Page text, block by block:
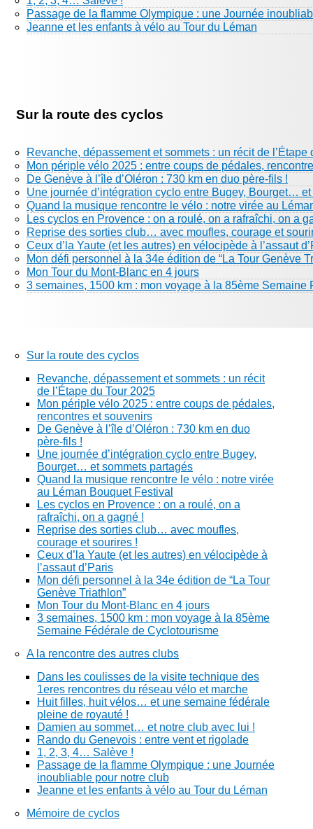
Passage de la flamme Olympique : une Journée
Jeanne et les enfants à vélo au Tour du Léman
Sur la route des cyclos
Revanche, dépassement et sommets : un récit de l’Étape
Mon périple vélo 2025 : entre coups de pédales,
De Genève à l’île d’Oléron : 730 km en duo père-fils !
Une journée d’intégration cyclo entre Bugey, Bourget…
Quand la musique rencontre le vélo : notre virée au
Les cyclos en Provence : on a roulé, on a rafraîchi, on a
Reprise des sorties club… avec moufles, courage et
Ceux d’la Yaute (et les autres) en vélocipède à l’assaut
Mon défi personnel à la 34e édition de “La Tour Genève
Mon Tour du Mont-Blanc en 4 jours
3 semaines, 1500 km : mon voyage à la 85ème Semaine
Sur la route des cyclos
Revanche, dépassement et sommets : un récit
de l’Étape du Tour 2025
Mon périple vélo 2025 : entre coups de pédales,
rencontres et souvenirs
De Genève à l’île d’Oléron : 730 km en duo
père-fils !
Une journée d’intégration cyclo entre Bugey,
Bourget… et sommets partagés
Quand la musique rencontre le vélo : notre virée
au Léman Bouquet Festival
Les cyclos en Provence : on a roulé, on a
rafraîchi, on a gagné !
Reprise des sorties club… avec moufles,
courage et sourires !
Ceux d’la Yaute (et les autres) en vélocipède à
l’assaut d’Paris
Mon défi personnel à la 34e édition de “La Tour
Genève Triathlon”
Mon Tour du Mont-Blanc en 4 jours
3 semaines, 1500 km : mon voyage à la 85ème
Semaine Fédérale de Cyclotourisme
A la rencontre des autres clubs
Dans les coulisses de la visite technique des
1eres rencontres du réseau vélo et marche
Huit filles, huit vélos… et une semaine fédérale
pleine de royauté !
Damien au sommet… et notre club avec lui !
Rando du Genevois : entre vent et rigolade
1, 2, 3, 4… Salève !
Passage de la flamme Olympique : une Journée
inoubliable pour notre club
Jeanne et les enfants à vélo au Tour du Léman
Mémoire de cyclos